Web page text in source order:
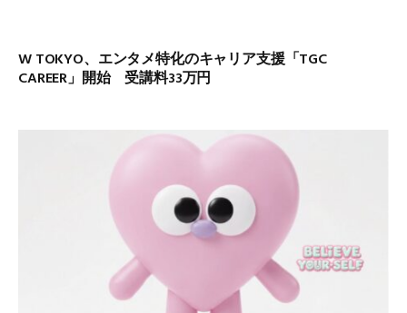
W TOKYO、エンタメ特化のキャリア支援「TGC
CAREER」開始 受講料33万円